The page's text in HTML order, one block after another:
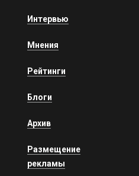
Интервью
Мнения
Рейтинги
Блоги
Архив
Размещение
рекламы